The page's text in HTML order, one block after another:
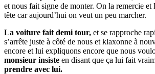
et nous fait signe de monter. On la remercie et
tête car aujourd’hui on veut un peu marcher.
La voiture fait demi tour, et se rapproche
s’arrête juste à côté de nous et klaxonne à
encore et lui expliquons encore que nous
monsieur insiste en disant que ça lui fait
prendre avec lui.